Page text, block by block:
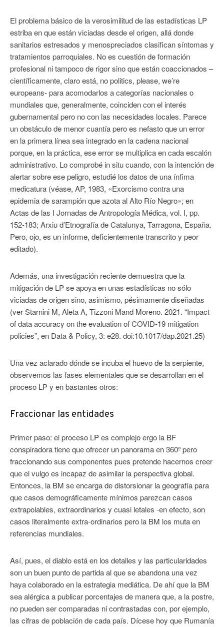
El problema básico de la verosimilitud de las estadísticas LP
estriba en que están viciadas desde el origen, allá donde
sanitarios estresados y menospreciados clasifican síntomas y
tratamientos parroquiales. No es cuestión de formación
profesional ni tampoco de rigor sino que están coaccionados –
científicamente, claro está, no politics, please, we’re
europeans- para acomodarlos a categorías nacionales o
mundiales que, generalmente, coinciden con el interés
gubernamental pero no con las necesidades locales. Parece
un obstáculo de menor cuantía pero es nefasto que un error
en la primera línea sea integrado en la cadena nacional
porque, en la práctica, ese error se multiplica en cada escalón
administrativo. Lo comprobé in situ cuando, con la intención de
alertar sobre ese peligro, estudié los datos de una ínfima
medicatura (véase, AP, 1983, «Exorcismo contra una
epidemia de sarampión que azota al Alto Río Negro»; en
Actas de las I Jornadas de Antropología Médica, vol. I, pp.
152-183; Arxiu d’Etnografía de Catalunya, Tarragona, España.
Pero, ojo, es un informe, deficientemente transcrito y peor
editado).
Además, una investigación reciente demuestra que la
mitigación de LP se apoya en unas estadísticas no sólo
viciadas de origen sino, asimismo, pésimamente diseñadas
(ver Starnini M, Aleta A, Tizzoni Mand Moreno. 2021. “Impact
of data accuracy on the evaluation of COVID-19 mitigation
policies”, en Data & Policy, 3: e28. doi:10.1017/dap.2021.25)
Una vez aclarado dónde se incuba el huevo de la serpiente,
observemos las fases elementales que se desarrollan en el
proceso LP y en bastantes otros:
Fraccionar las entidades
Primer paso: el proceso LP es complejo ergo la BF
conspiradora tiene que ofrecer un panorama en 360º pero
fraccionando sus componentes pues pretende hacernos creer
que el vulgo es incapaz de asimilar la perspectiva global.
Entonces, la BM se encarga de distorsionar la geografía para
que casos demográficamente mínimos parezcan casos
extrapolables, extraordinarios y cuasi letales -en efecto, son
casos literalmente extra-ordinarios pero la BM los muta en
referencias mundiales.
Así, pues, el diablo está en los detalles y las particularidades
son un buen punto de partida al que se abandona una vez
haya colaborado en la estrategia mediática. De ahí que la BM
sea alérgica a publicar porcentajes de manera que, a la postre,
no pueden ser comparadas ni contrastadas con, por ejemplo,
las cifras de población de cada país. Dícese hoy que Rumanía